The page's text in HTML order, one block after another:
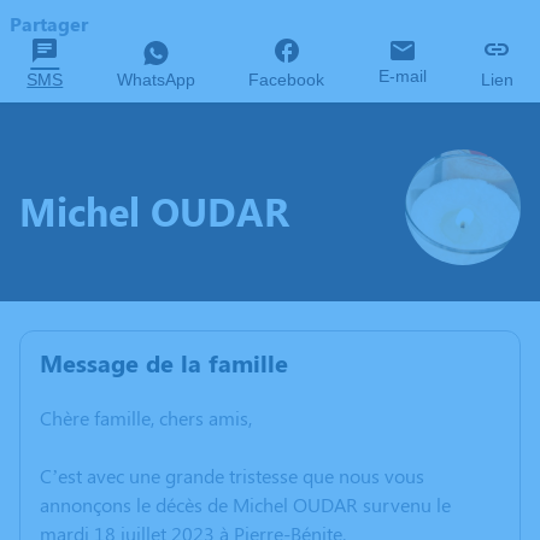
Partager
SMS WhatsApp Facebook E-mail Lien
Michel OUDAR
Message de la famille
Chère famille, chers amis,
C’est avec une grande tristesse que nous vous
annonçons le décès de Michel OUDAR survenu le
mardi 18 juillet 2023 à Pierre-Bénite.